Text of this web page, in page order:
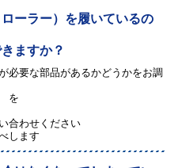
ーラー）を履いているの
ますか？
必要な部品があるかどうかをお調
を
わせください
します